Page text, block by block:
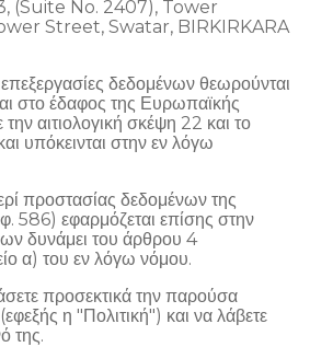
3, (Suite No. 2407), Tower
Street, Swatar, BIRKIRKARA
δεδομένων θεωρούνται
στο έδαφος της Ευρωπαϊκής
αιτιολογική σκέψη 22 και το
υπόκεινται στην εν λόγω
προστασίας δεδομένων της
586) εφαρμόζεται επίσης στην
δυνάμει του άρθρου 4
α) του εν λόγω νόμου.
προσεκτικά την παρούσα
η "Πολιτική") και να λάβετε
της.